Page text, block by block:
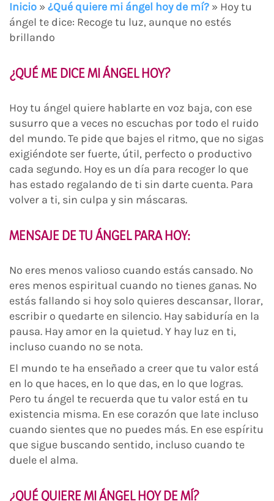
Inicio » ¿Qué quiere mi ángel hoy de mí? » Hoy tu
ángel te dice: Recoge tu luz, aunque no estés
brillando
¿QUÉ ME DICE MI ÁNGEL HOY?
Hoy tu ángel quiere hablarte en voz baja, con ese
susurro que a veces no escuchas por todo el ruido
del mundo. Te pide que bajes el ritmo, que no sigas
exigiéndote ser fuerte, útil, perfecto o productivo
cada segundo. Hoy es un día para recoger lo que
has estado regalando de ti sin darte cuenta. Para
volver a ti, sin culpa y sin máscaras.
MENSAJE DE TU ÁNGEL PARA HOY:
No eres menos valioso cuando estás cansado. No
eres menos espiritual cuando no tienes ganas. No
estás fallando si hoy solo quieres descansar, llorar,
escribir o quedarte en silencio. Hay sabiduría en la
pausa. Hay amor en la quietud. Y hay luz en ti,
incluso cuando no se nota.
El mundo te ha enseñado a creer que tu valor está
en lo que haces, en lo que das, en lo que logras.
Pero tu ángel te recuerda que tu valor está en tu
existencia misma. En ese corazón que late incluso
cuando sientes que no puedes más. En ese espíritu
que sigue buscando sentido, incluso cuando te
duele el alma.
¿QUÉ QUIERE MI ÁNGEL HOY DE MÍ?